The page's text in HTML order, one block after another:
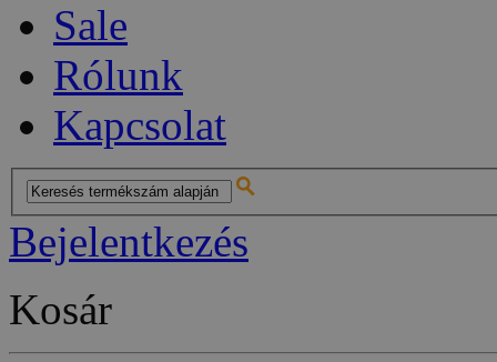
Sale
Rólunk
Kapcsolat
Bejelentkezés
Kosár